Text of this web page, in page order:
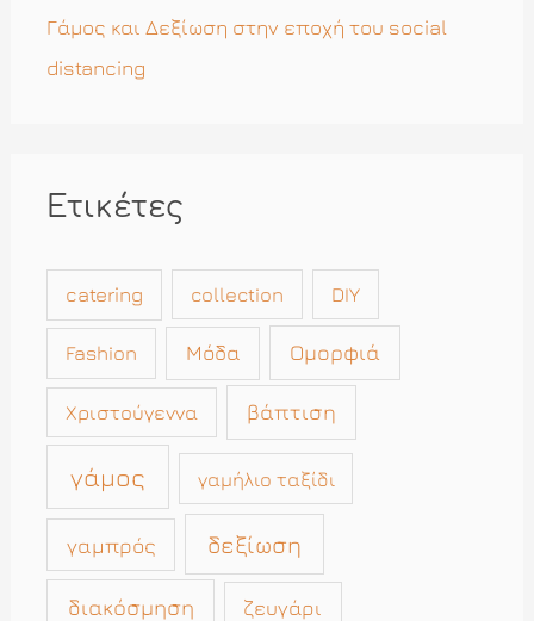
Γάμος και Δεξίωση στην εποχή του social
distancing
Ετικέτες
catering collection DIY
Fashion Μόδα Ομορφιά
Χριστούγεννα βάπτιση
γάμος γαμήλιο ταξίδι
γαμπρός δεξίωση
διακόσμηση ζευγάρι